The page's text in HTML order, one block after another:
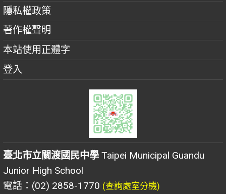
隱私權政策
著作權聲明
本站使用正體字
登入
臺北市立關渡國民中學 Taipei Municipal Guandu
Junior High School
電話：(02) 2858-1770 (查詢處室分機)